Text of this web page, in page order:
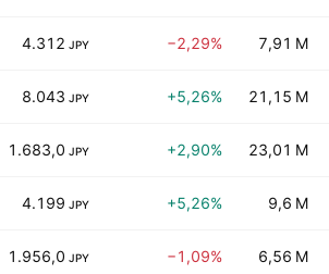
4.312 JPY −2,29% 7,91 M
8.043 JPY +5,26% 21,15 M
1.683,0 JPY +2,90% 23,01 M
4.199 JPY +5,26% 9,6 M
1.956,0 JPY −1,09% 6,56 M